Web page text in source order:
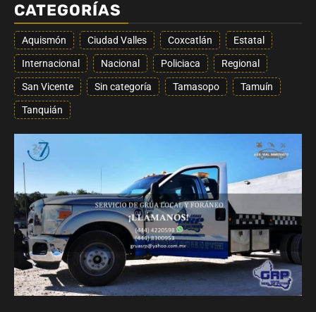
CATEGORÍAS
Aquismón Ciudad Valles Coxcatlán Estatal
Internacional Nacional Policiaca Regional
San Vicente Sin categoría Tamasopo Tamuín
Tanquián